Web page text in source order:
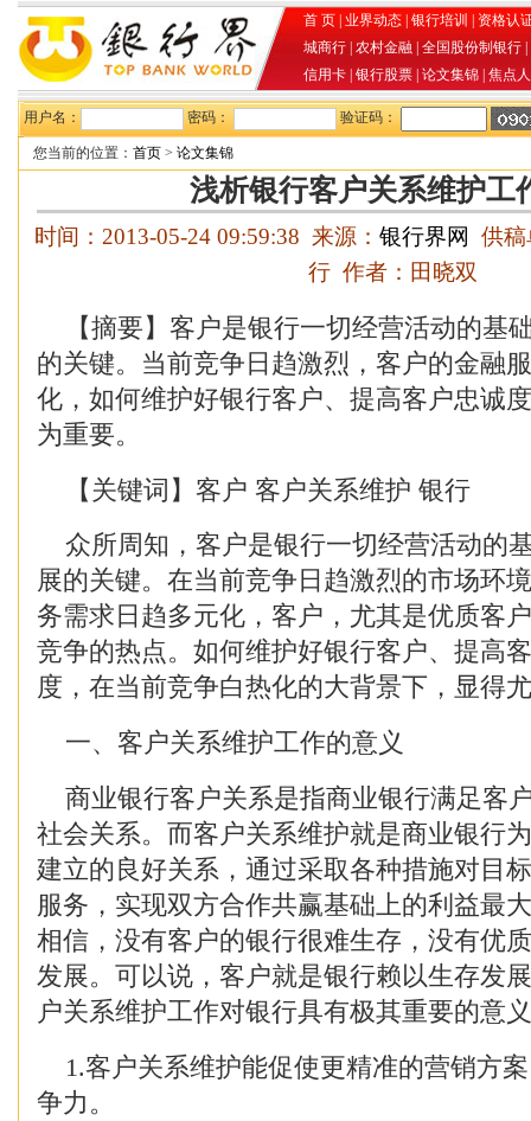
首 页 业界动态 银行培训
资格认
城商行 农村金融 全国股份制银行
信用卡 银行股票 论文集锦 焦点
用户名： 密码： 验证码：
您当前的位置： 首页 > 论文集锦
浅析银行客户关系维护工
时间：2013-05-24 09:59:38 来源： 银行界网
供
行 作者：田晓双
【摘要】客户是银行一切经营活动的基
的关键。当前竞争日趋激烈，客户的金融
化，如何维护好银行客户、提高客户忠诚
为重要。
【关键词】客户 客户关系维护 银行
众所周知，客户是银行一切经营活动的
展的关键。在当前竞争日趋激烈的市场环
务需求日趋多元化，客户，尤其是优质客
竞争的热点。如何维护好银行客户、提高
度，在当前竞争白热化的大背景下，显得
一、客户关系维护工作的意义
商业银行客户关系是指商业银行满足客
社会关系。而客户关系维护就是商业银行
建立的良好关系，通过采取各种措施对目
服务，实现双方合作共赢基础上的利益最
相信，没有客户的银行很难生存，没有优
发展。可以说，客户就是银行赖以生存发
户关系维护工作对银行具有极其重要的意
1.客户关系维护能促使更精准的营销方
争力。